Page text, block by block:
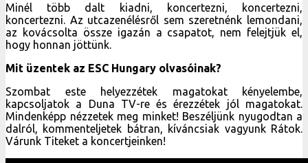
Minél több dalt kiadni, koncertezni, koncertezni,
koncertezni. Az utcazenélésről sem szeretnénk lemondani,
az kovácsolta össze igazán a csapatot, nem felejtjük el,
hogy honnan jöttünk.
Mit üzentek az ESC Hungary olvasóinak?
Szombat este helyezzétek magatokat kényelembe,
kapcsoljatok a Duna TV-re és érezzétek jól magatokat.
Mindenképp nézzetek meg minket! Beszéljünk nyugodtan a
dalról, kommenteljetek bátran, kíváncsiak vagyunk Rátok.
Várunk Titeket a koncertjeinken!